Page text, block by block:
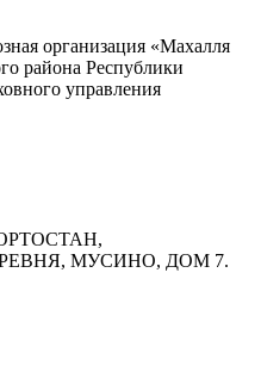
организация «Махалля
района Республики
управления
МУСИНО, ДОМ 7.